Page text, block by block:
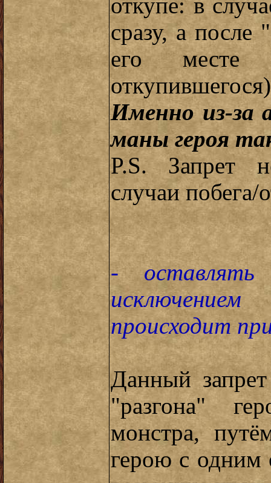
откупе: в
сразу, а после
его месте
Именно из-за
маны героя
P.S. Запрет
случаи побега/
- оставлять
происходит
Данный
"разгона"
монстра,
герою с одним